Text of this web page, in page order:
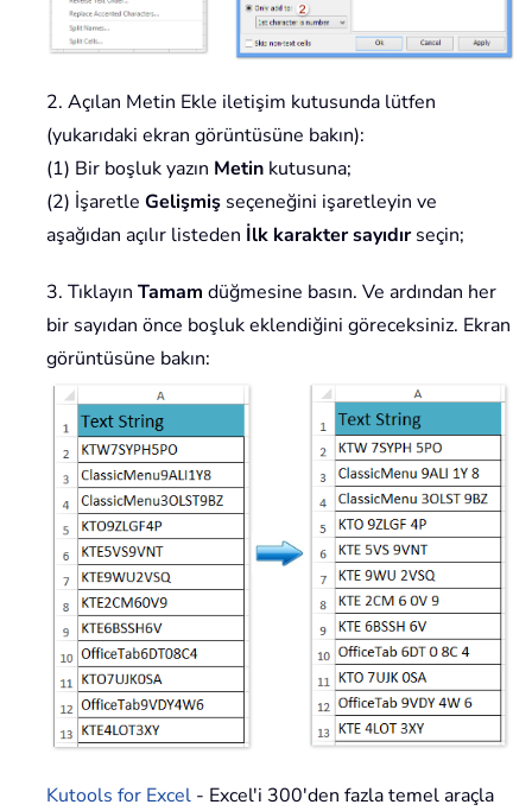
2. Açılan Metin Ekle iletişim kutusunda lütfen
(yukarıdaki ekran görüntüsüne bakın):
(1) Bir boşluk yazın Metin kutusuna;
(2) İşaretle Gelişmiş seçeneğini işaretleyin ve
aşağıdan açılır listeden İlk karakter sayıdırseçin;
3. Tıklayın Tamam düğmesine basın. Ve ardından her
bir sayıdan önce boşluk eklendiğini göreceksiniz. Ekran
görüntüsüne bakın:
Kutools for Excel - Excel'i 300'den fazla temel araçla